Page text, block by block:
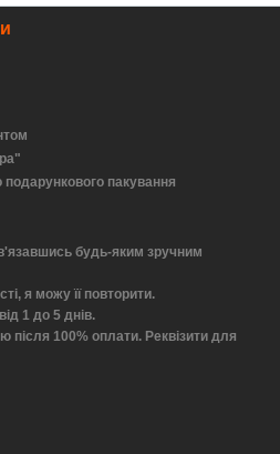
подарункового пакування
будь-яким зручним
я можу її повторити.
1 до 5 днів.
після 100% оплати. Реквізити для